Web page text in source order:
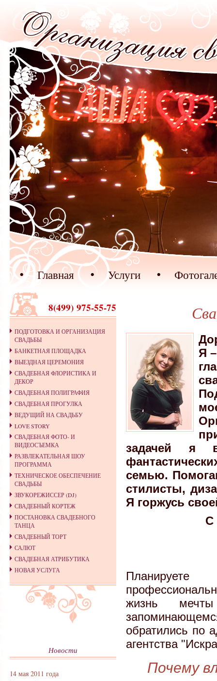
Главная Услуги
8(499) 975-55-75
ПОДГОТОВКА И ОРГАНИЗАЦИЯ
СВАДЬБЫ
БАНКЕТНАЯ ПЛОЩАДКА
ВЫЕЗДНАЯ ЦЕРЕМОНИЯ
СВАДЕБНАЯ ФЛОРИСТИКА И
ДЕКОР
СВАДЕБНАЯ ПОЛИГРАФИЯ
СВАДЕБНАЯ ПРОГУЛКА
ВЕДУЩИЙ НА СВАДЬБУ
LOVE STORY
СВАДЕБНАЯ ФОТО- И
ВИДЕОСЪЕМКА
РАЗВЛЕКАТЕЛЬНАЯ ШОУ
ПРОГРАММА
ТЕХНИЧЕСКОЕ ОБЕСПЕЧЕНИЕ
СВАДЬБЫ
ЗВУКОРЕЖИССЕР (DJ)
СВАДЕБНЫЙ КОРТЕЖ
ПОСТАНОВКА СВАДЕБНОГО
ТАНЦА
СВАДЕБНЫЙ ТОРТ
САЛЮТ
СВАДЕБНАЯ АТРИБУТИКА
НОВАЯ УСЛУГА
Новости
14 мая 2011 года
Я
задачей я
семью.
стилисты,
Я горжусь
С
жизнь
обратились по
агентства
Почему